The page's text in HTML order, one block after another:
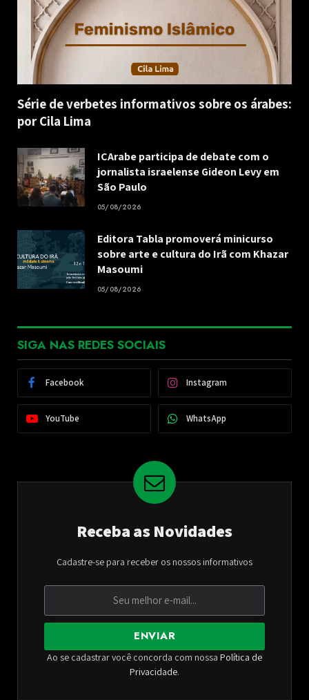
Série de verbetes informativos sobre os árabes:
por Cila Lima
ICArabe participa de debate com o
jornalista israelense Gideon Levy em
São Paulo
05/08/2026
Editora Tabla promoverá minicurso
sobre arte e cultura do Irã com Khazar
Masoumi
05/08/2026
SIGA NAS REDES SOCIAIS
Facebook Instagram
YouTube WhatsApp
Receba as Novidades
Cadastre-se para receber os nossos informativos
ENVIAR
Ao se cadastrar você concorda com nossa Política de
Privacidade.